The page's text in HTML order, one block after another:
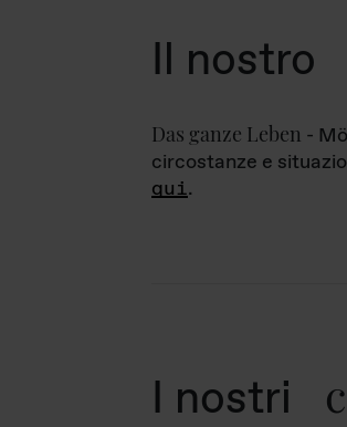
Il nostro
Das ganze Leben -
circostanze e
qui.
I nostri